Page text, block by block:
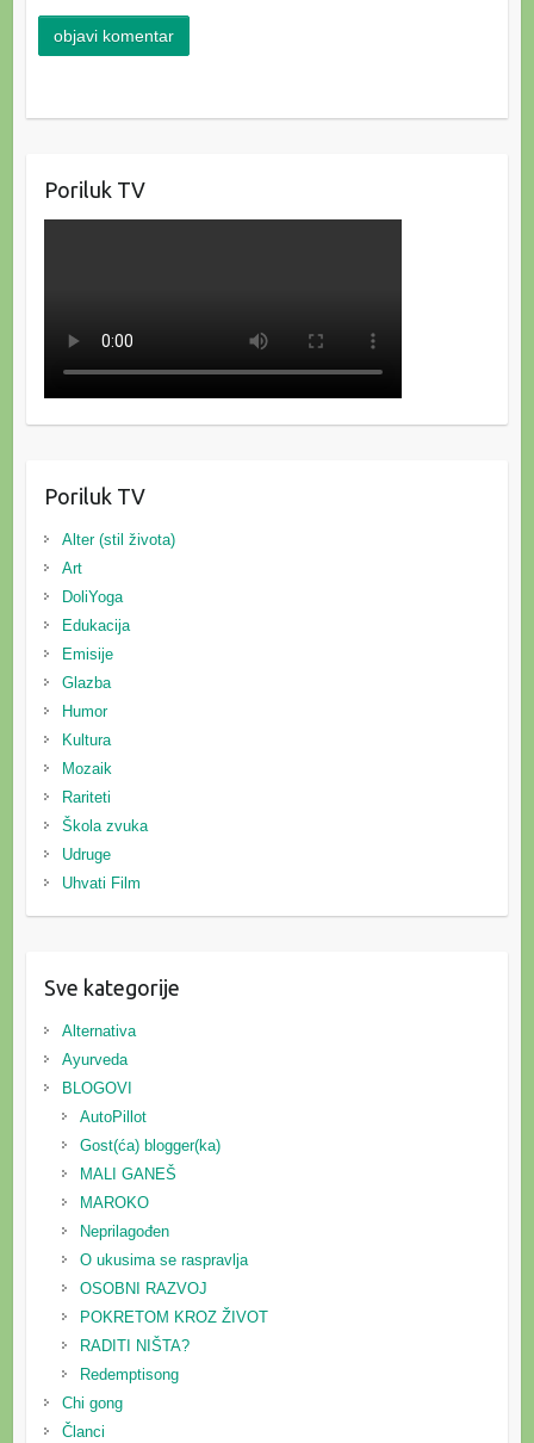
Poriluk TV
Poriluk TV
Alter (stil života)
Art
DoliYoga
Edukacija
Emisije
Glazba
Humor
Kultura
Mozaik
Rariteti
Škola zvuka
Udruge
Uhvati Film
Sve kategorije
Alternativa
Ayurveda
BLOGOVI
AutoPillot
Gost(ća) blogger(ka)
MALI GANEŠ
MAROKO
Neprilagođen
O ukusima se raspravlja
OSOBNI RAZVOJ
POKRETOM KROZ ŽIVOT
RADITI NIŠTA?
Redemptisong
Chi gong
Članci